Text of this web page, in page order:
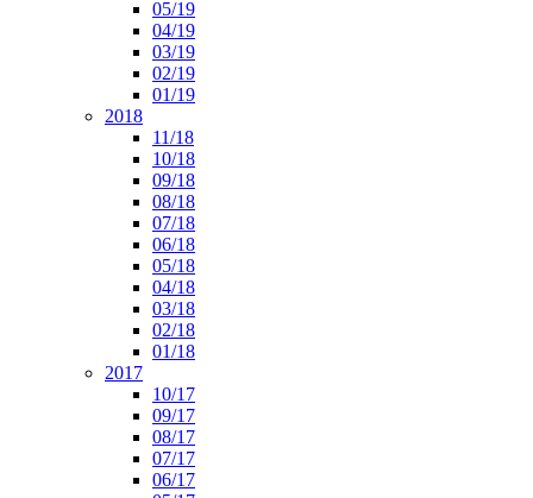
05/19
04/19
03/19
02/19
01/19
2018
11/18
10/18
09/18
08/18
07/18
06/18
05/18
04/18
03/18
02/18
01/18
2017
10/17
09/17
08/17
07/17
06/17